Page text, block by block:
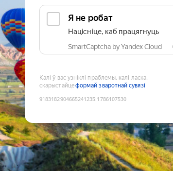
Я не робат
Націсніце, каб працягнуць
SmartCaptcha by Yandex Cloud
Калі ў вас узніклі праблемы, калі ласка,
скарыстайцеформай зваротнай сувязі
9183182904665241235:1786107530